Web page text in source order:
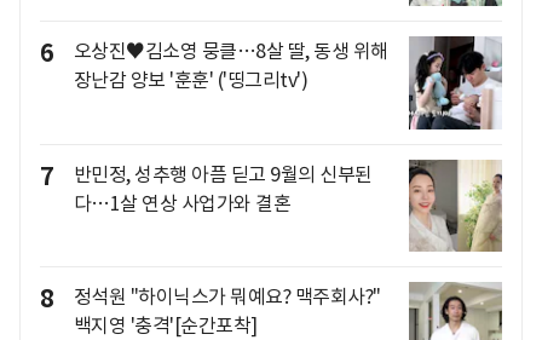
6
오상진♥김소영 뭉클…8살 딸, 동생 위해
장난감 양보 '훈훈' ('띵그리tv')
7
반민정, 성추행 아픔 딛고 9월의 신부된
다…1살 연상 사업가와 결혼
8
정석원 "하이닉스가 뭐예요? 맥주회사?"
백지영 '충격'[순간포착]